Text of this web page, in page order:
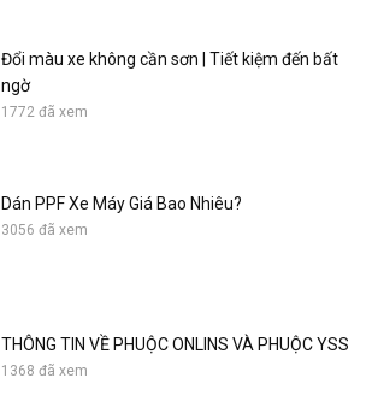
Đổi màu xe không cần sơn | Tiết kiệm đến bất
ngờ
1772 đã xem
Dán PPF Xe Máy Giá Bao Nhiêu?
3056 đã xem
THÔNG TIN VỀ PHUỘC ONLINS VÀ PHUỘC YSS
1368 đã xem